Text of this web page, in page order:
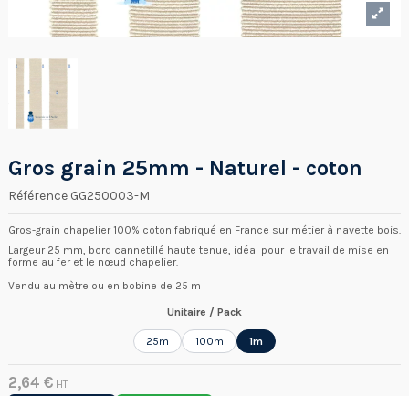
Gros grain 25mm - Naturel - coton
Référence GG250003-M
Gros-grain chapelier 100% coton fabriqué en France sur métier à navette bois.
Largeur 25 mm, bord cannetillé haute tenue, idéal pour le travail de mise en
forme au fer et le nœud chapelier.
Vendu au mètre ou en bobine de 25 m
Unitaire / Pack
25m 100m 1m
2,64 € HT